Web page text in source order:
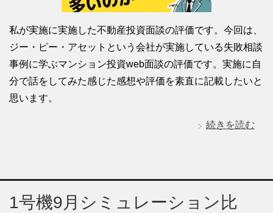
私が実施に実施した不動産投資面談の評価です。今回は、
ジー・ピー・アセットという会社が実施している失敗相談
事例に学ぶマンション投資web面談の評価です。実施に自
分で話をしてみた感じた感想や評価を素直に記載したいと
思います。
続きを読む
1号機9月シミュレーション比